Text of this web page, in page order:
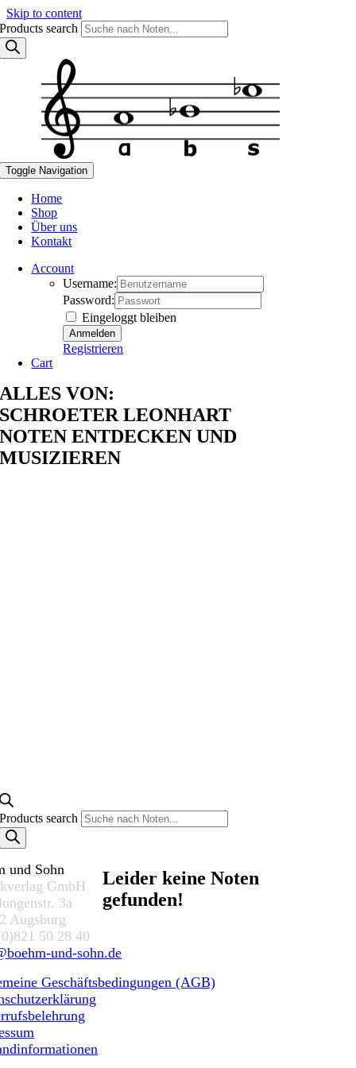
Skip to content
Products search
Toggle Navigation
Home
Shop
Über uns
Kontakt
Account
Username:
Password:
Eingeloggt bleiben
Registrieren
Cart
ALLES VON:
SCHROETER LEONHART
NOTEN ENTDECKEN UND
MUSIZIEREN
Products search
Leider keine Noten
gefunden!
und Sohn
GmbH
3a
Augsburg
50 28 40
und-sohn.de
Geschäftsbedingungen (AGB)